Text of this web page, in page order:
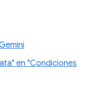
en "Condiciones